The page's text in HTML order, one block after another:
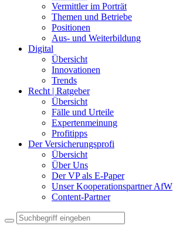
Vermittler im Porträt
Themen und Betriebe
Positionen
Aus- und Weiterbildung
Digital
Übersicht
Innovationen
Trends
Recht | Ratgeber
Übersicht
Fälle und Urteile
Expertenmeinung
Profitipps
Der Versicherungsprofi
Übersicht
Über Uns
Der VP als E-Paper
Unser Kooperationspartner AfW
Content-Partner